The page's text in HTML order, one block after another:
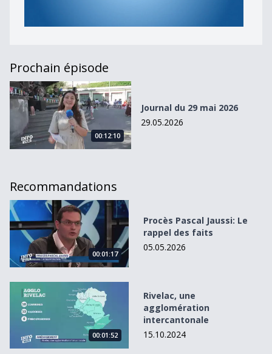
Prochain épisode
Journal du 29 mai 2026
00:12:10
Journal du 29 mai 2026
29.05.2026
Recommandations
Procès Pascal Jaussi: Le rappel des faits
00:01:17
Procès Pascal Jaussi: Le
rappel des faits
05.05.2026
Rivelac, une agglomération intercantonale
00:01:52
Rivelac, une
agglomération
intercantonale
15.10.2024